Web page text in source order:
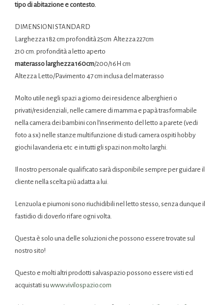
tipo di abitazione e contesto.
DIMENSIONI STANDARD
Larghezza 182 cm profondità 25cm Altezza 227cm
210 cm. profondità a letto aperto
materasso larghezza 160cm/200/16H cm
Altezza Letto/Pavimento 47 cm inclusa del materasso
Molto utile negli spazi a giorno dei residence alberghieri o
privati/residenziali, nelle camere di mamma e papà trasformabile
nella camera dei bambini con l’inserimento del letto a parete (vedi
foto a sx) nelle stanze multifunzione di studi camera ospiti hobby
giochi lavanderia etc e in tutti gli spazi non molto larghi.
Il nostro personale qualificato sarà disponibile sempre per guidare il
cliente nella scelta più adatta a lui.
Lenzuola e piumoni sono riuchidibili nel letto stesso, senza dunque il
fastidio di doverlo rifare ogni volta.
Questa è solo una delle soluzioni che possono essere trovate sul
nostro sito!
Questo e molti altri prodotti salvaspazio possono essere visti ed
acquistati su www.vivilospazio.com